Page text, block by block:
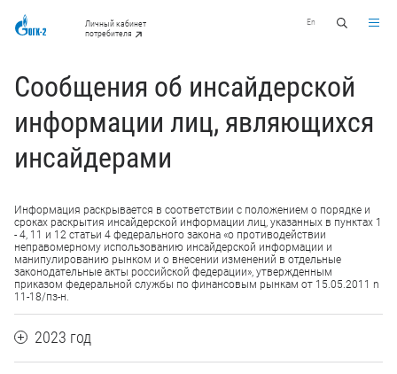
Личный кабинет
потребителя
En
Сообщения об инсайдерской
информации лиц, являющихся
инсайдерами
Информация раскрывается в соответствии с положением о порядке и
сроках раскрытия инсайдерской информации лиц, указанных в пунктах 1
- 4, 11 и 12 статьи 4 федерального закона «о противодействии
неправомерному использованию инсайдерской информации и
манипулированию рынком и о внесении изменений в отдельные
законодательные акты российской федерации», утвержденным
приказом федеральной службы по финансовым рынкам от 15.05.2011 n
11-18/пз-н.
2023 год